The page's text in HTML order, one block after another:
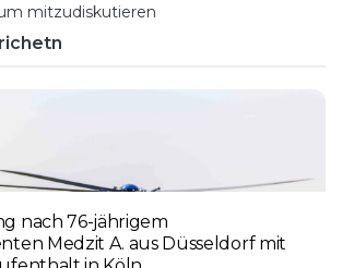
mitzudiskutieren
nach 76-jährigem
Medzit A. aus Düsseldorf mit